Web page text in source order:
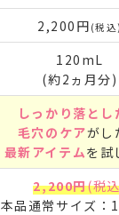
2,200円 (税込)
120mL
(約2ヵ月分)
しっかり落とし
毛穴のケアがし
最新アイテムを試
2,200円(税
本品通常サイズ：